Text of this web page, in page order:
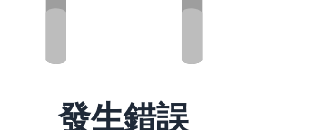
發生錯誤